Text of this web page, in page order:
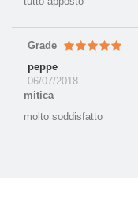
Grade
peppe
06/07/2018
mitica
molto soddisfatto